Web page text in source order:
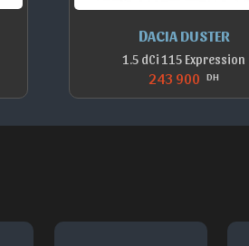
DACIA DUSTER
1.5 dCi 115 Expression
243 900 DH